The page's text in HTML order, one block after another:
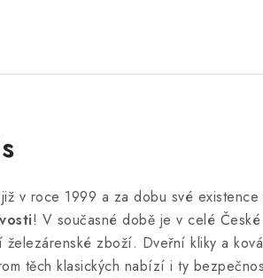
v roce 1999 a za dobu své
! V současné době je v celé
zboží. Dveřní kliky a
těch klasických nabízí i ty